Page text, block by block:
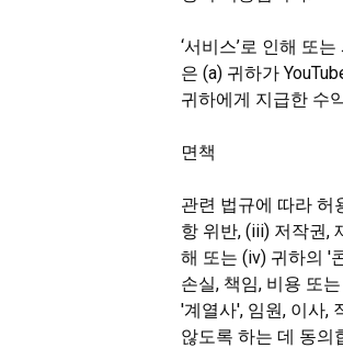
‘서비스’로 인해 또
은 (a) 귀하가
귀하에게 지급한 수
면책
관련 법규에 따라 허
항 위반, (iii) 저작권,
해 또는 (iv) 귀하의 '
손실, 책임, 비용 또
'계열사', 임원, 이사,
않도록 하는 데 동의